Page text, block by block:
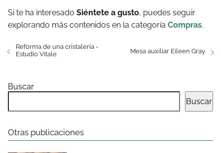
Si te ha interesado Siéntete a gusto, puedes seguir
explorando más contenidos en la categoría Compras.
Reforma de una cristalería -
Estudio Vitale
Mesa auxiliar Eileen Gray
Buscar
Buscar
Otras publicaciones